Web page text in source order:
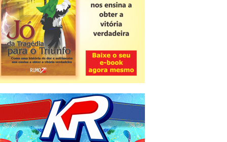
ver todas »